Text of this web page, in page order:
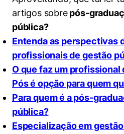
artigos sobrepós-
pública?
Entenda as perspectivas
profissionais de gestão
O que faz um
Pós é opção para quem
Para quem é a pós-
pública?
Especialização em